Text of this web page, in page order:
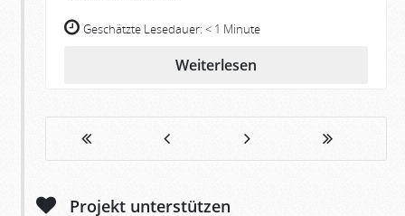
Geschätzte Lesedauer: < 1 Minute
Weiterlesen
Projekt unterstützen